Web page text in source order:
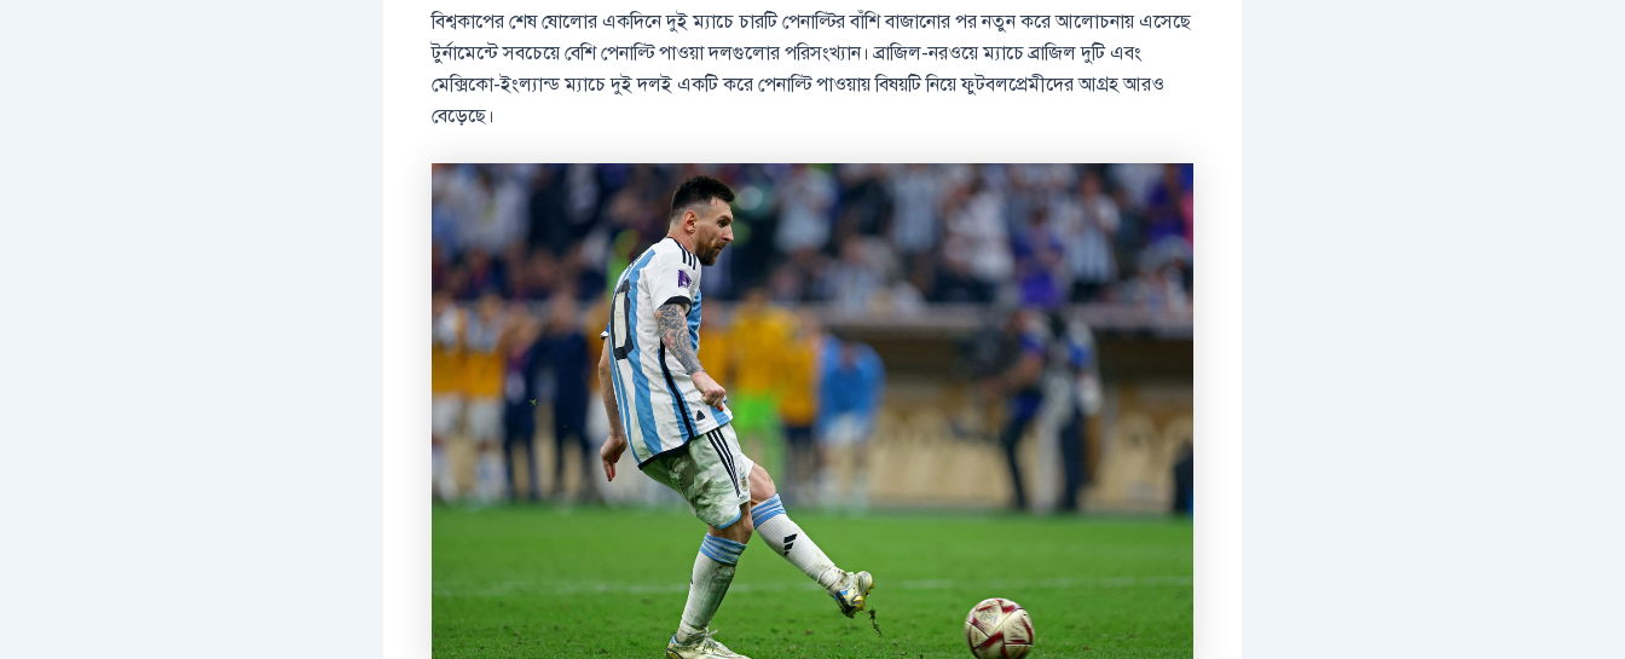
বিশ্বকাপের শেষ ষোলোর একদিনে দুই ম্যাচে চারটি পেনাল্টির বাঁশি বাজানোর পর নতুন করে আলোচনায় এসেছে
টুর্নামেন্টে সবচেয়ে বেশি পেনাল্টি পাওয়া দলগুলোর পরিসংখ্যান। ব্রাজিল-নরওয়ে ম্যাচে ব্রাজিল দুটি এবং
মেক্সিকো-ইংল্যান্ড ম্যাচে দুই দলই একটি করে পেনাল্টি পাওয়ায় বিষয়টি নিয়ে ফুটবলপ্রেমীদের আগ্রহ আরও
বেড়েছে।